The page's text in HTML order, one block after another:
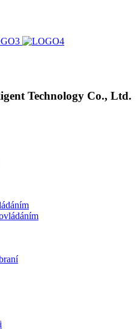
Technology Co., Ltd.